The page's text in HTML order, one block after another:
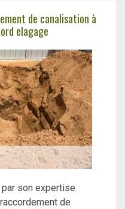
de canalisation à
elagage
son expertise
de